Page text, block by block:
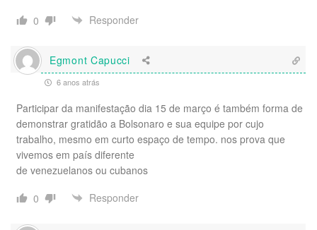
0
Responder
Egmont Capucci
6 anos atrás
Participar da manifestação dia 15 de março é também forma de
demonstrar gratidão a Bolsonaro e sua equipe por cujo
trabalho, mesmo em curto espaço de tempo. nos prova que
vivemos em país diferente
de venezuelanos ou cubanos
0
Responder